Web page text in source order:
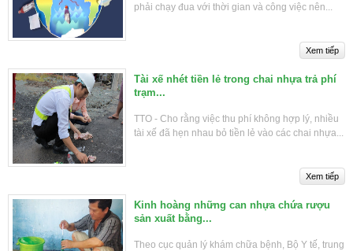
phải chạy đua với thời gian và công việc nên...
Tài xế nhét tiền lẻ trong chai nhựa trả phí
trạm...
TTO - Cho rằng việc thu phí không hợp lý, nhiều
tài xế đã hẹn nhau bỏ tiền lẻ vào các chai nhựa...
Kinh hoàng những can nhựa chứa rượu
sản xuất bằng...
Theo cục quản lý khám chữa bệnh, Bộ Y tế, trung